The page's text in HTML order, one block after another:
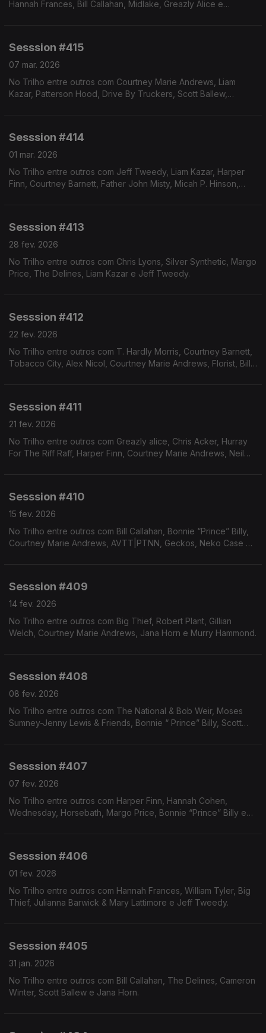
Hannah Frances, Bill Callahan, Midlake, Greazly Alice e
Sesssion #415
07 mar. 2026
No Trilho entre outros com Courtney Marie Andrews, Liam
Kazar, Patterson Hood, Drive By Truckers, Scott Ballew,
Sesssion #414
01 mar. 2026
No Trilho entre outros com Jeff Tweedy, Liam Kazar, Harper
Finn, Courtney Barnett, Father John Misty, Micah P. Hinson,
Sesssion #413
28 fev. 2026
No Trilho entre outros com Chris Lyons, Silver Synthetic, Margo
Price, The Delines, Liam Kazar e Jeff Tweedy.
Sesssion #412
22 fev. 2026
No Trilho entre outros com T. Hardly Morris, Courtney Barnett,
Tobacco City, Alex Nicol, Courtney Marie Andrews, Florist, Bill
Sesssion #411
21 fev. 2026
No Trilho entre outros com Greazly alice, Chris Acker, Hurray
For The Riff Raff, Harper Finn, Courtney Marie Andrews, Neil
Sesssion #410
15 fev. 2026
No Trilho entre outros com Bill Callahan, Bonnie “Prince” Billy,
Courtney Marie Andrews, AVTT|PTNN, Geckos, Neko Case e
Sesssion #409
14 fev. 2026
No Trilho entre outros com Big Thief, Robert Plant, Gillian
Welch, Courtney Marie Andrews, Jana Horn e Murry Hammond.
Sesssion #408
08 fev. 2026
No Trilho entre outros com The National & Bob Weir, Moses
Sumney-Jenny Lewis & Friends, Bonnie “ Prince” Billy, Scott
Sesssion #407
07 fev. 2026
No Trilho entre outros com Harper Finn, Hannah Cohen,
Wednesday, Horsebath, Margo Price, Bonnie “Prince” Billy e
Sesssion #406
01 fev. 2026
No Trilho entre outros com Hannah Frances, William Tyler, Big
Thief, Julianna Barwick & Mary Lattimore e Jeff Tweedy.
Sesssion #405
31 jan. 2026
No Trilho entre outros com Bill Callahan, The Delines, Cameron
Winter, Scott Ballew e Jana Horn.